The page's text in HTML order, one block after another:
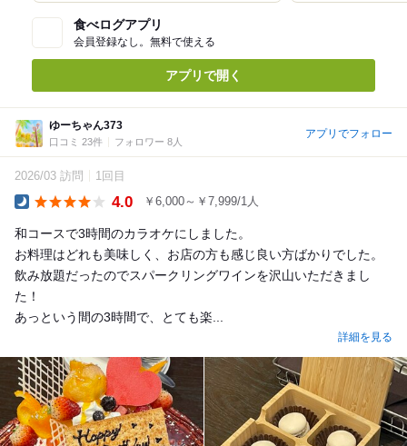
食べログアプリ
会員登録なし。無料で使える
アプリで開く
ゆーちゃん373
口コミ 23件 フォロワー 8人
アプリでフォロー
2026/03 訪問 1回目
4.0 ￥6,000～￥7,999/1人
和コースで3時間のカラオケにしました。
お料理はどれも美味しく、お店の方も感じ良い方ばかりでした。
飲み放題だったのでスパークリングワインを沢山いただきまし
た！
あっという間の3時間で、とても楽...
詳細を見る